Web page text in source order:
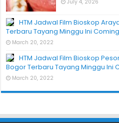
July 4, 2026
HTM Jadwal Film Bioskop
Terbaru Tayang Minggu Ini
March 20, 2022
HTM Jadwal Film Bioskop
Bogor Terbaru Tayang Minggu Ini
March 20, 2022